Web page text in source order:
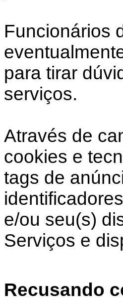
Funcionários
para tirar
serviços.
Através de
cookies e
tags de
e/ou seu(s)
Serviços e
Recusando